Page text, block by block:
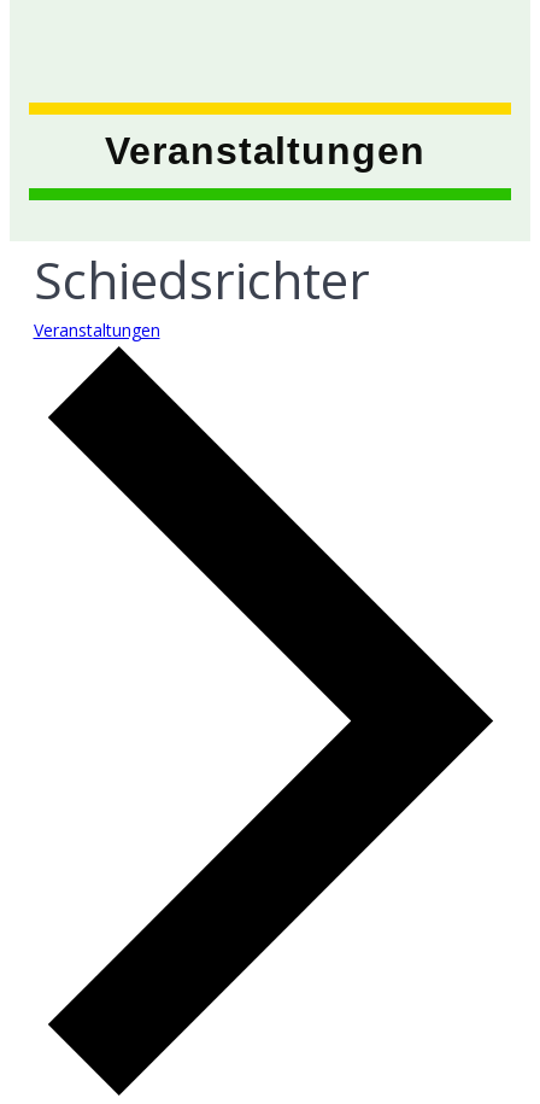
Veranstaltungen
Schiedsrichter
Veranstaltungen